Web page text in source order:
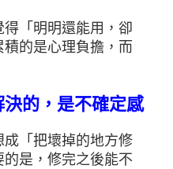
「明明還能用，卻
的是心理負擔，而
的，是不確定感
「把壞掉的地方修
是，修完之後能不